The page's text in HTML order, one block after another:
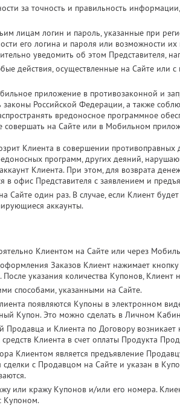
за точность и правильность
лицам логин и пароль, указанные при
его логина и пароля или возможности
уведомить об этом Представителя,
действия, осуществленные на Сайте
приложение в противозаконной и
законы Российской Федерации, а также
вредоносное программное
совершать на Сайте или в Мобильном
Клиента в совершении
программ, других деяний,
Клиента. При этом, для возврата
офис Представителя с заявлением и
Сайте один раз. В случае, если Клиент
аккаунты.
Клиентом на Сайте или через
Заказов Клиент нажимает
указания количества Купонов, Клиент
способами, указанными на Сайте.
появляются Купоны в электронном
Купон. Это можно сделать в Личном
Продавца и Клиента по Договору возникает
Клиента в счет оплаты Продукта
Клиентом является предъявление
сделки с Продавцом на Сайте и указан в
или кражу Купонов и/или его номера.
Купоном.